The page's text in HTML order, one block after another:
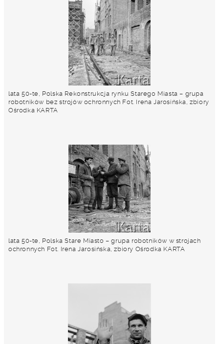
lata 50-te, Polska Rekonstrukcja rynku Starego Miasta – grupa
robotników bez strojów ochronnych Fot. Irena Jarosińska, zbiory
Ośrodka KARTA
lata 50-te, Polska Stare Miasto – grupa robotników w strojach
ochronnych Fot. Irena Jarosińska, zbiory Ośrodka KARTA